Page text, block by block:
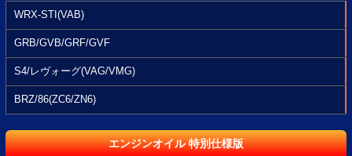
WRX-STI(VAB)
GRB/GVB/GRF/GVF
S4/レヴォーグ(VAG/VMG)
BRZ/86(ZC6/ZN6)
エンジンオイル 特別仕様版